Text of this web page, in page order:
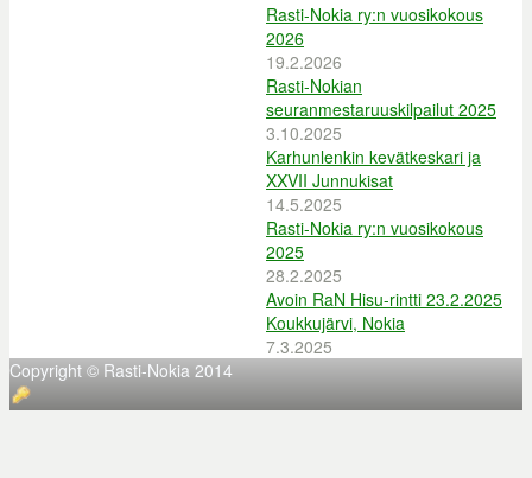
Rasti-Nokia ry:n vuosikokous
2026
19.2.2026
Rasti-Nokian
seuranmestaruuskilpailut 2025
3.10.2025
Karhunlenkin kevätkeskari ja
XXVII Junnukisat
14.5.2025
Rasti-Nokia ry:n vuosikokous
2025
28.2.2025
Avoin RaN Hisu-rintti 23.2.2025
Koukkujärvi, Nokia
7.3.2025
Copyright © Rasti-Nokia 2014